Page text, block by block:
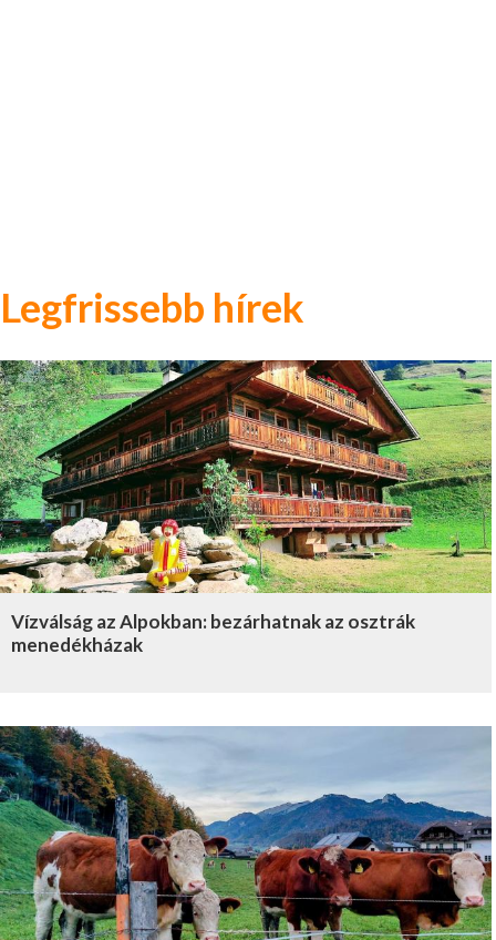
Legfrissebb hírek
Vízválság az Alpokban: bezárhatnak az osztrák
menedékházak